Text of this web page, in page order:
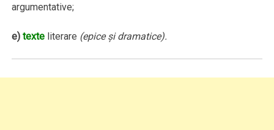
argumentative;
e) texte literare (epice şi dramatice).